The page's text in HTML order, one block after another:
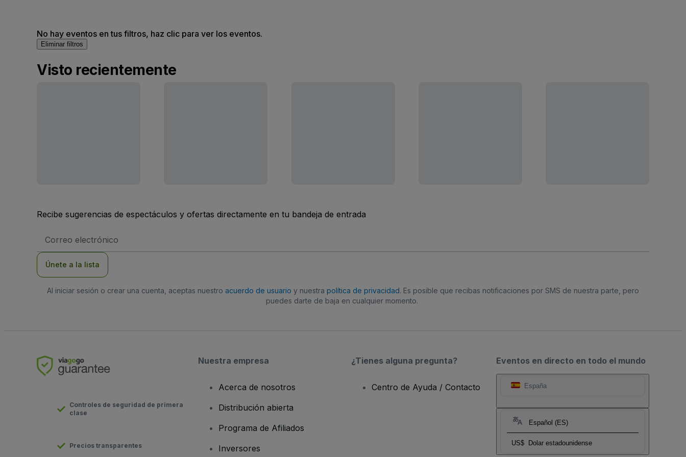
No hay eventos en tus filtros, haz clic para ver los eventos.
Eliminar filtros
Visto recientemente
Recibe sugerencias de espectáculos y ofertas directamente en tu bandeja de entrada
de
Únete a la lista
Al iniciar sesión o crear una cuenta, aceptas nuestro acuerdo de usuario y nuestra política de privacidad. Es posible que recibas notificaciones por SMS de nuestra parte, pero
puedes darte de baja en cualquier momento.
Eventos en directo en todo el mundo
España
Español (ES)
US$ Dolar estadounidense
Controles de seguridad de primera
clase
Precios transparentes
Nuestra empresa
Acerca de nosotros
Distribución abierta
Programa de Afiliados
Inversores
¿Tienes alguna pregunta?
Centro de Ayuda / Contacto